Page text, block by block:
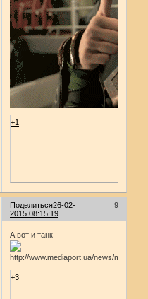
+1
Поделиться 9
26-02-
2015 08:15:19
А вот и танк
+3